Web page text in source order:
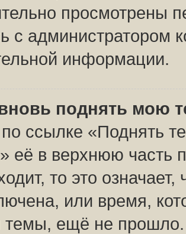
просмотрены
с администратором
информации.
поднять мою
ссылке «Поднять
её в верхнюю часть
то это
или время,
темы, ещё не